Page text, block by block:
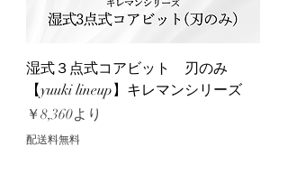
湿式３点式コアビット 刃のみ
【yuuki lineup】キレマンシリーズ
￥8,360より
セール価格
配送料無料